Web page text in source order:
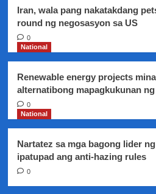
Iran, wala pang nakatakdang
round ng negosasyon sa US
0
National
Renewable energy projects
alternatibong mapagkukunan
0
National
Nartatez sa mga bagong lider
ipatupad ang anti-hazing rules
0